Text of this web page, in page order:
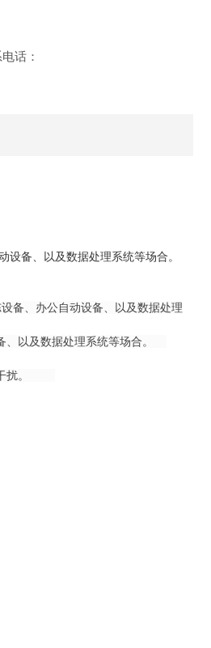
话：
备、以及数据处理系统等场合。
备、办公自动设备、以及数据处理
、以及数据处理系统等场合。
干扰。